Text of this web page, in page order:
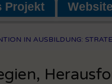
Projekt
IN AUSBILDUNG: